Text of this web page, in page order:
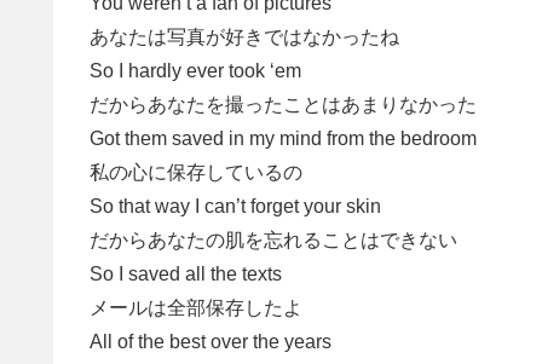
あなたは写真が好きではなかったね
So I hardly ever took ‘em
だからあなたを撮ったことはあまりなかった
Got them saved in my mind from the bedroom
私の心に保存しているの
So that way I can’t forget your skin
だからあなたの肌を忘れることはできない
So I saved all the texts
メールは全部保存したよ
All of the best over the years